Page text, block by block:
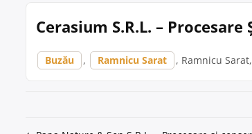
Cerasium S.R.L. –
Buzău , Ramnicu Sarat , Ramnicu